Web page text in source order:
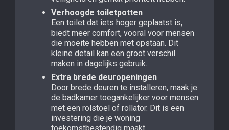
Verhoogde toiletpotten
Een toilet dat iets hoger geplaatst is,
biedt meer comfort, vooral voor mensen
die moeite hebben met opstaan. Dit
kleine detail kan een groot verschil
maken in dagelijks gebruik.
Extra brede deuropeningen
Door brede deuren te installeren, maak je
de badkamer toegankelijker voor mensen
met een rolstoel of rollator. Dit is een
investering die je woning
toekomstbestendig maakt.